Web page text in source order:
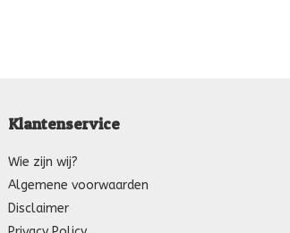
Klantenservice
Wie zijn wij?
Algemene voorwaarden
Disclaimer